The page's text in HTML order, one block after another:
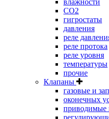
CO2
гигростаты
давления
реле
реле протока
реле уровня
температуры
прочие
Клапаны
газовые и
оконечных
приводимые